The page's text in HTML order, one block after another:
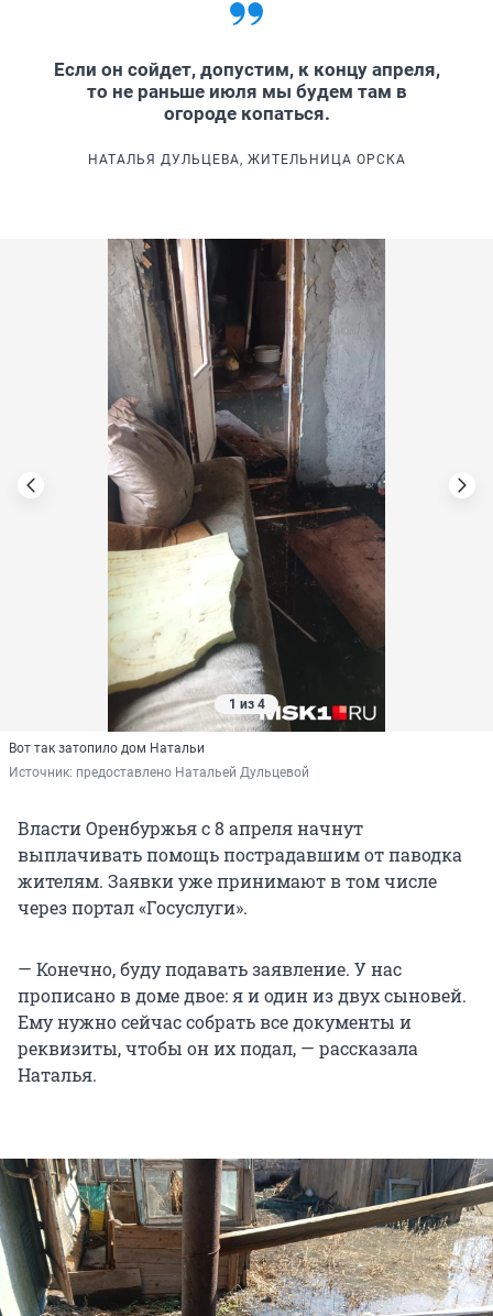
Если он сойдет, допустим, к концу апреля,
то не раньше июля мы будем там в
огороде копаться.
НАТАЛЬЯ ДУЛЬЦЕВА, ЖИТЕЛЬНИЦА ОРСКА
1 из 4
Вот так затопило дом Натальи
Источник: предоставлено Натальей Дульцевой
Власти Оренбуржья с 8 апреля начнут
выплачивать помощь пострадавшим от паводка
жителям. Заявки уже принимают в том числе
через портал «Госуслуги».
— Конечно, буду подавать заявление. У нас
прописано в доме двое: я и один из двух сыновей.
Ему нужно сейчас собрать все документы и
реквизиты, чтобы он их подал, — рассказала
Наталья.